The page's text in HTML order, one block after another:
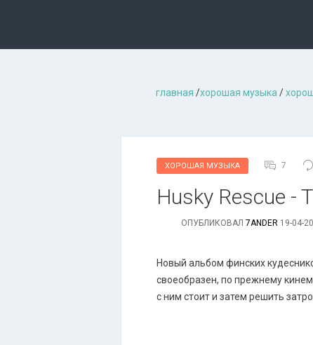
главная /хорошая музыкa /
ХОРОШАЯ МУЗЫКА 7
Husky Rescue -
ОПУБЛИКОВАЛ 7ANDER 19-04-
Новый альбом финских
своеобразен, по прежнему
с ним стоит и затем решить